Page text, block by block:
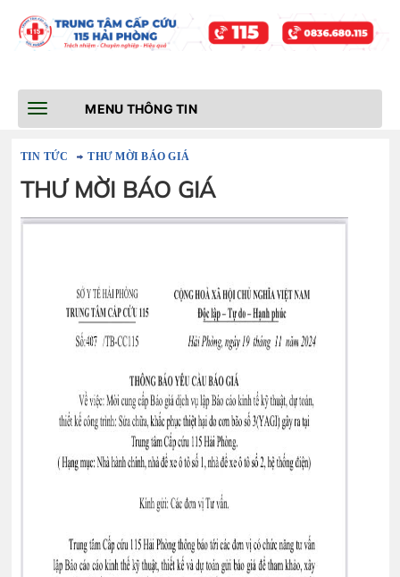
Toggle
navigation
MENU THÔNG TIN
TIN TỨC THƯ MỜI BÁO GIÁ
THƯ MỜI BÁO GIÁ